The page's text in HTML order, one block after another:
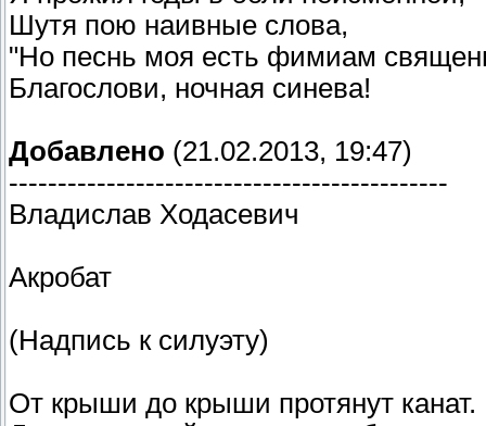
Шутя пою наивные слова,
"Но песнь моя есть фимиам
Благослови, ночная синева!
Добавлено (21.02.2013, 19:47)
---------------------------------------------
Владислав Ходасевич
Акробат
(Надпись к силуэту)
От крыши до крыши протянут канат.